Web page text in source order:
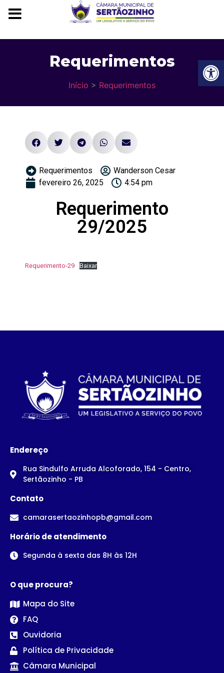
Requerimentos
Início > Requerimentos
Requerimentos
Wanderson Cesar
fevereiro 26, 2025
4:54 pm
Requerimento
29/2025
Requerimento-29 Baixar
Endereço
Rua Sindulfo Arruda Alcoforado, 154 - Centro,
Sertãozinho - PB
Contato
camarasertaozinhopb@gmail.com
Horário de atendimento
Segunda à sexta das 8H às 12H
O que procura?
Mapa do Site
FAQ
Ouvidoria
Política de Privacidade
Câmara Municipal